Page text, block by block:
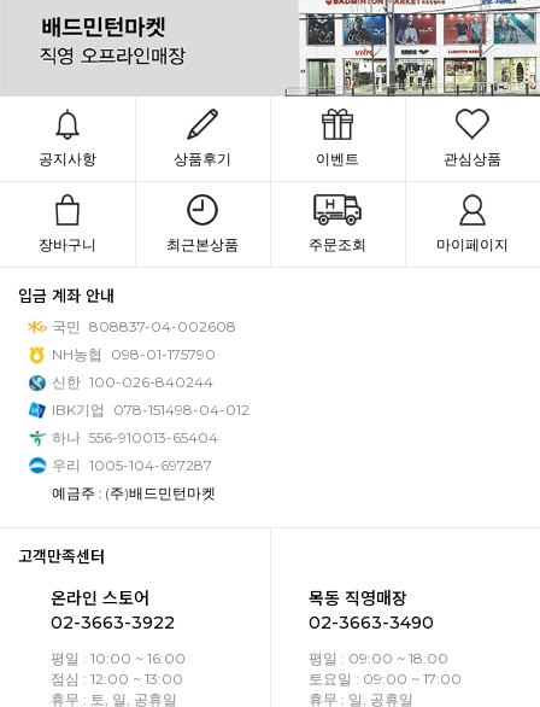
공지사항 상품후기 이벤트 관심상품
장바구니 최근본상품 주문조회 마이페이지
입금 계좌 안내
국민 808837-04-002608
NH농협
098-01-175790
신한 100-026-840244
IBK기업
078-151498-04-012
하나 556-910013-65404
우리 1005-104-697287
예금주 : (주)배드민턴마켓
고객만족센터
온라인 스토어
02-3663-3922
평일 : 10:00 ~ 16:00
점심 : 12:00 ~ 13:00
휴무 : 토, 일, 공휴일
목동 직영매장
02-3663-3490
평일 : 09:00 ~ 18:00
토요일 : 09:00 ~ 17:00
휴무 : 일, 공휴일